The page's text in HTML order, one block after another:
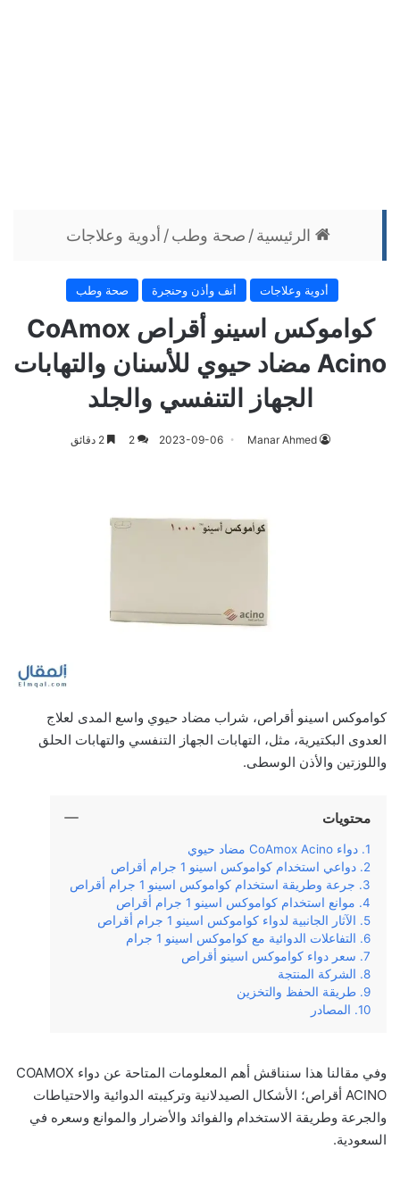
الرئيسية / صحة وطب / أدوية وعلاجات
أدوية وعلاجات أنف وأذن وحنجرة صحة وطب
كواموكس اسينو أقراص CoAmox
Acino مضاد حيوي للأسنان والتهابات
الجهاز التنفسي والجلد
Manar Ahmed
2023-09-06
2 2 دقائق
كواموكس اسينو أقراص، شراب مضاد حيوي واسع المدى لعلاج
العدوى البكتيرية، مثل، التهابات الجهاز التنفسي والتهابات الحلق
واللوزتين والأذن الوسطى.
محتويات
دواء CoAmox Acino مضاد حيوي
دواعي استخدام كواموكس اسينو 1 جرام أقراص
جرعة وطريقة استخدام كواموكس اسينو 1 جرام أقراص
موانع استخدام كواموكس اسينو 1 جرام أقراص
الآثار الجانبية لدواء كواموكس اسينو 1 جرام أقراص
التفاعلات الدوائية مع كواموكس اسينو 1 جرام
سعر دواء كواموكس اسينو أقراص
الشركة المنتجة
طريقة الحفظ والتخزين
المصادر
وفي مقالنا هذا سنناقش أهم المعلومات المتاحة عن دواء COAMOX
ACINO أقراص؛ الأشكال الصيدلانية وتركيبته الدوائية والاحتياطات
والجرعة وطريقة الاستخدام والفوائد والأضرار والموانع وسعره في
السعودية.